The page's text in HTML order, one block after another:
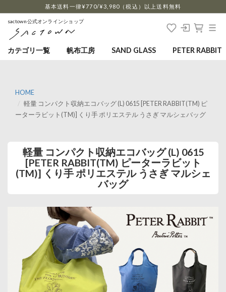
基本送料一律¥770/¥3,980（税込）以上送料無料
sactown公式オンラインショップ
カテゴリ一覧 帆布工房 SAND GLASS PETER RABBIT
HOME
軽量 コンパクト収納エコバッグ (L) 0615 [PETER RABBIT(TM) ピ
ーターラビット(TM)] くり手 ポリエステル うさぎ マルシェバッグ
軽量 コンパクト収納エコバッグ (L) 0615
[PETER RABBIT(TM) ピーターラビット
(TM)] くり手 ポリエステル うさぎ マルシェ
バッグ